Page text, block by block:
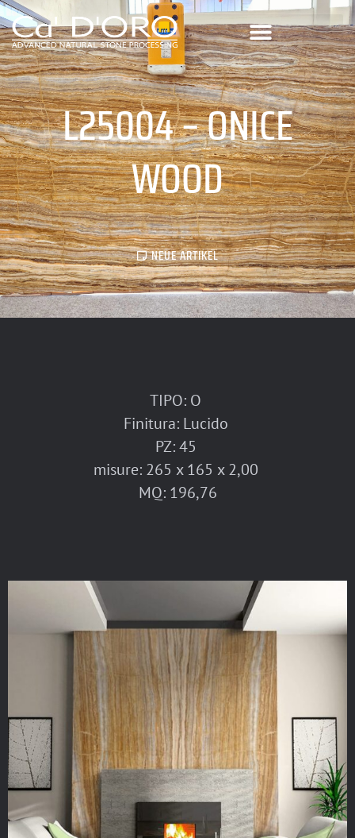
L25004 – ONICE
WOOD
NEUE ARTIKEL
TIPO: O
Finitura: Lucido
PZ: 45
misure: 265 x 165 x 2,00
MQ: 196,76